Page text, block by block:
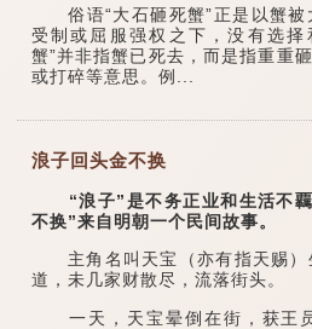
俗语“大石砸死蟹”正是以蟹被
受制或屈服强权之下，没有选择
蟹”并非指蟹已死去，而是指重重
或打碎等意思。例...
浪子回头金不换
“浪子”是不务正业和生活不覊
不换”来自明朝一个民间故事。
主角名叫天宝（亦有指天赐）
道，未几家财散尽，流落街头。
一天，天宝晕倒在街，获王